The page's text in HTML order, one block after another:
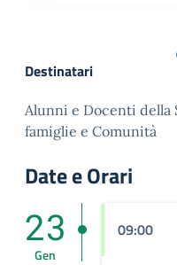
Destinatari
Alunni e Docenti della
famiglie e Comunità
Date e Orari
23
Gen
09:00